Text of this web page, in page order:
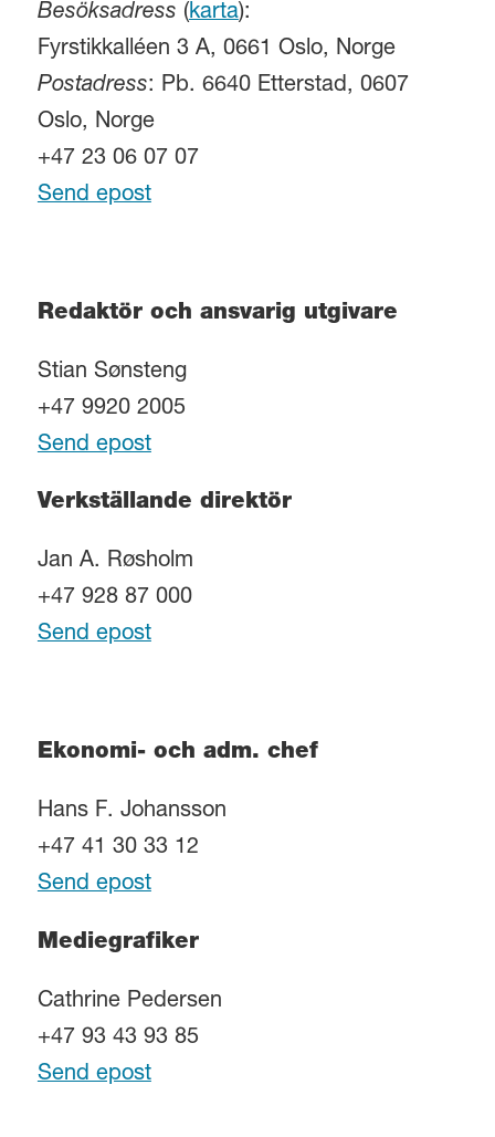
Besöksadress (karta):
Fyrstikkalléen 3 A, 0661 Oslo, Norge
Postadress: Pb. 6640 Etterstad, 0607
Oslo, Norge
+47 23 06 07 07
Send epost
Redaktör och ansvarig utgivare
Stian Sønsteng
+47 9920 2005
Send epost
Verkställande direktör
Jan A. Røsholm
+47 928 87 000
Send epost
Ekonomi- och adm. chef
Hans F. Johansson
+47 41 30 33 12
Send epost
Mediegrafiker
Cathrine Pedersen
+47 93 43 93 85
Send epost